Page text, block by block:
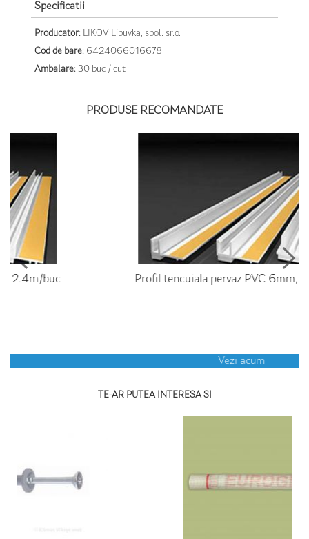
Specificatii
Producator: LIKOV Lipuvka, spol. sr.o.
Cod de bare: 6424066016678
Ambalare: 30 buc / cut
PRODUSE RECOMANDATE
Profil tencuiala pervaz PVC 6mm, 2.4m/buc
TE-AR PUTEA INTERESA SI